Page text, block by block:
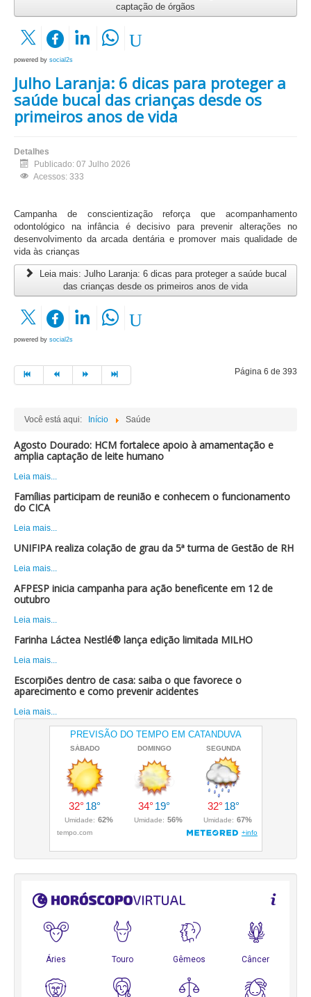
captação de órgãos
powered by social2s
Julho Laranja: 6 dicas para proteger a
saúde bucal das crianças desde os
primeiros anos de vida
Detalhes
Publicado: 07 Julho 2026
Acessos: 333
Campanha de conscientização reforça que acompanhamento
odontológico na infância é decisivo para prevenir alterações no
desenvolvimento da arcada dentária e promover mais qualidade de
vida às crianças
Leia mais: Julho Laranja: 6 dicas para proteger a saúde bucal
das crianças desde os primeiros anos de vida
powered by social2s
Página 6 de 393
Você está aqui: Início Saúde
Agosto Dourado: HCM fortalece apoio à amamentação e
amplia captação de leite humano
Leia mais...
Famílias participam de reunião e conhecem o funcionamento
do CICA
Leia mais...
UNIFIPA realiza colação de grau da 5ª turma de Gestão de RH
Leia mais...
AFPESP inicia campanha para ação beneficente em 12 de
outubro
Leia mais...
Farinha Láctea Nestlé® lança edição limitada MILHO
Leia mais...
Escorpiões dentro de casa: saiba o que favorece o
aparecimento e como prevenir acidentes
Leia mais...